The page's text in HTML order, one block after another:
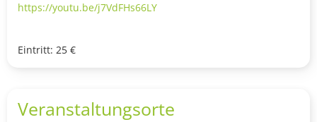
https://youtu.be/j7VdFHs66LY
Eintritt: 25 €
Veranstaltungsorte